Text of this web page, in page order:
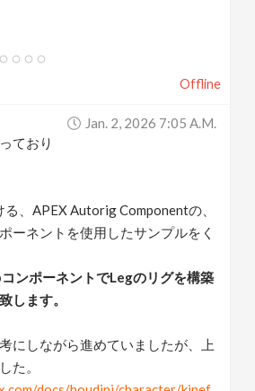
Offline
Jan. 2, 2026 7:05 A.m.
ており
、APEX Autorig Componentの、
ーネントを使用したサンプルをく
ンポーネントでLegのリグを構築
します。
にしながら進めていましたが、上
た。